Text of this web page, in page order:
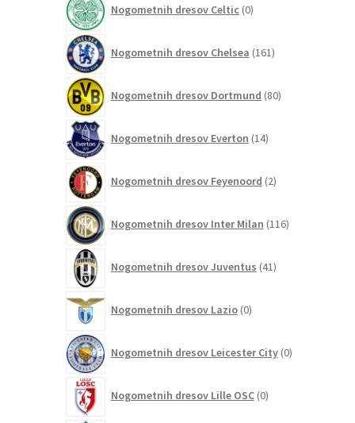
Nogometnih dresov Celtic 0izdelkov
Nogometnih dresov Chelsea 161izdelkov
Nogometnih dresov Dortmund 80izdelkov
Nogometnih dresov Everton 14izdelkov
Nogometnih dresov Feyenoord 2izdelka
Nogometnih dresov Inter Milan 116izdelkov
Nogometnih dresov Juventus 41izdelkov
Nogometnih dresov Lazio 0izdelkov
Nogometnih dresov Leicester City 0izdelkov
Nogometnih dresov Lille OSC 0izdelkov